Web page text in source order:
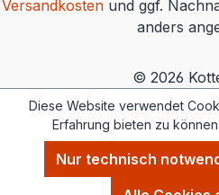
Versandkostenund ggf.
anders
© 2026
Diese Website verwendet
Erfahrung bieten zu können.
Nur technisch